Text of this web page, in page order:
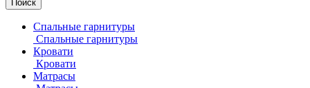
Спальные гарнитуры
Спальные гарнитуры
Кровати
Кровати
Матрасы